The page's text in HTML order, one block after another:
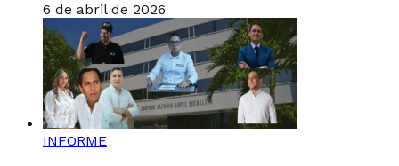
6 de abril de 2026
INFORME